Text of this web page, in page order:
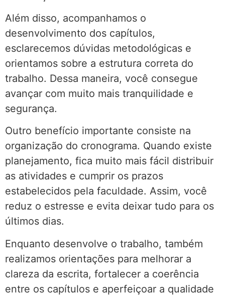
Além disso, acompanhamos o
desenvolvimento dos capítulos,
esclarecemos dúvidas metodológicas e
orientamos sobre a estrutura correta do
trabalho. Dessa maneira, você consegue
avançar com muito mais tranquilidade e
segurança.
Outro benefício importante consiste na
organização do cronograma. Quando existe
planejamento, fica muito mais fácil distribuir
as atividades e cumprir os prazos
estabelecidos pela faculdade. Assim, você
reduz o estresse e evita deixar tudo para os
últimos dias.
Enquanto desenvolve o trabalho, também
realizamos orientações para melhorar a
clareza da escrita, fortalecer a coerência
entre os capítulos e aperfeiçoar a qualidade